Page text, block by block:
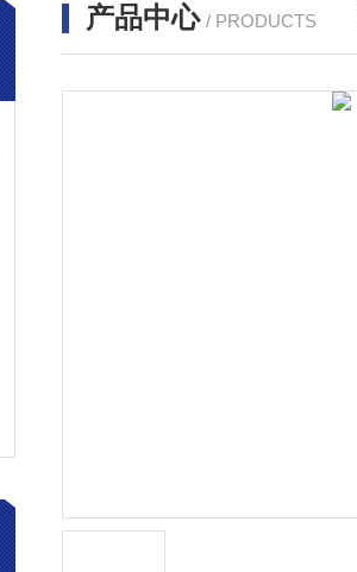
产品中心 / PRODUCTS